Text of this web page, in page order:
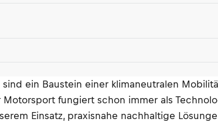
ein Baustein einer klimaneutralen
fungiert schon immer als
Einsatz, praxisnahe nachhaltige